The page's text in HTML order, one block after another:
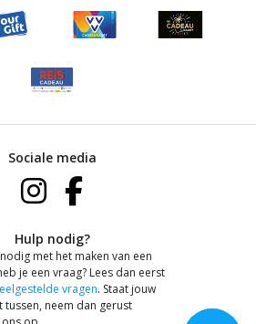
Sociale media
Hulp nodig?
met het maken van een
je een vraag? Lees dan eerst
vragen. Staat jouw
tussen, neem dan gerust